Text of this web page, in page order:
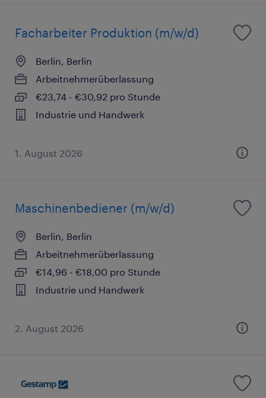
Facharbeiter Produktion (m/w/d)
Berlin, Berlin
Arbeitnehmerüberlassung
€23,74 - €30,92 pro Stunde
Industrie und Handwerk
1. August 2026
Maschinenbediener (m/w/d)
Berlin, Berlin
Arbeitnehmerüberlassung
€14,96 - €18,00 pro Stunde
Industrie und Handwerk
2. August 2026